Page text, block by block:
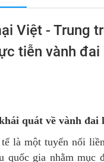
Việt - Trung
tiễn vành đai
quát về vành đai
là một tuyến nối
quốc gia nhằm mục